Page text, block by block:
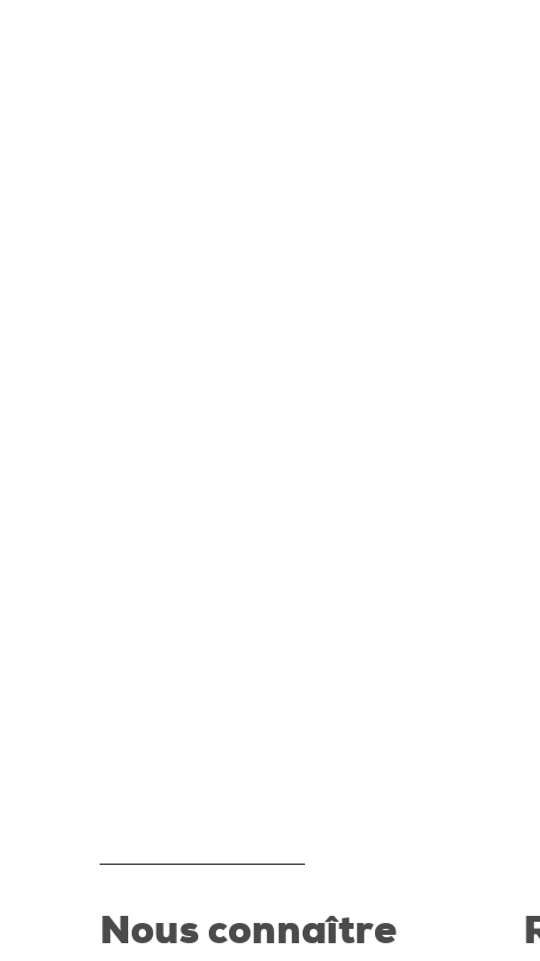
Nous connaître